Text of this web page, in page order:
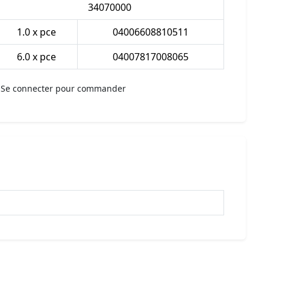
34070000
1.0 x pce
04006608810511
6.0 x pce 04007817008065
Se connecter pour commander